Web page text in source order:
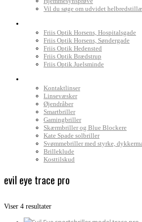
Vil du søge om udvidet
Friis Optik Horsens, Hospitalsgade
Friis Optik Horsens, Søndergade
Friis Optik Hedensted
Friis Optik Brædstrup
Friis Optik Juelsminde
Kontaktlinser
Linsevæsker
Øjendråber
Smartbriller
Gamingbriller
Skærmbriller og Blue Blockere
Kate Spade solbriller
Svømmebriller med styrke,
Brilleklude
Kosttilskud
evil eye trace pro
Viser 4 resultaterSorteret